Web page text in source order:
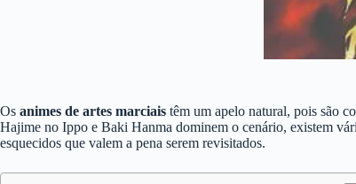
Os animes de artes marciais têm um apelo natural, pois são
Hajime no Ippo e Baki Hanma dominem o cenário, existem
esquecidos que valem a pena serem revisitados.